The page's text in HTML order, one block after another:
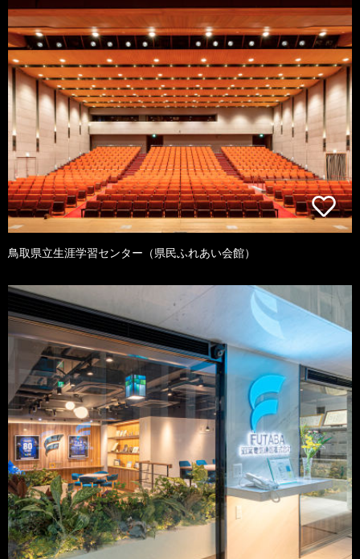
鳥取県立生涯学習センター（県民ふれあい会館）